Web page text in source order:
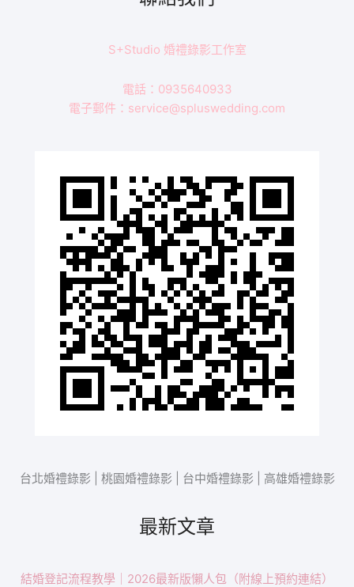
S+Studio 婚禮錄影工作室
電話：0935640933
電子郵件：service@spluswedding.com
台北婚禮錄影 | 桃園婚禮錄影 | 台中婚禮錄影 | 高雄婚禮錄影
最新文章
結婚登記流程教學｜2026最新版懶人包（附線上預約連結）